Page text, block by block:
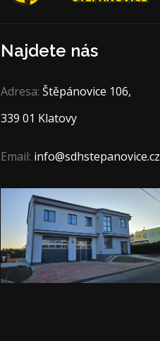
Najdete nás
Adresa: Štěpánovice 106,
339 01 Klatovy
Email: info@sdhstepanovice.cz